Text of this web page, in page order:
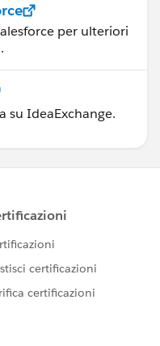
per ulteriori
su IdeaExchange.